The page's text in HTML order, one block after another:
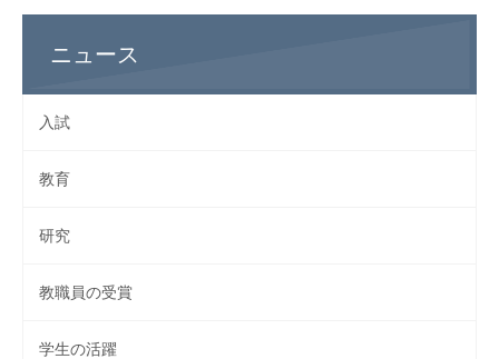
ニュース
入試
教育
研究
教職員の受賞
学生の活躍